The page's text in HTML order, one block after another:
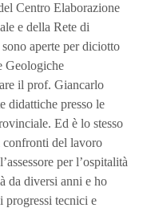
Centro Elaborazione
e della Rete di
aperte per diciotto
Geologiche
il prof. Giancarlo
didattiche presso le
Ed è lo stesso
confronti del lavoro
per l’ospitalità
da diversi anni e ho
progressi tecnici e